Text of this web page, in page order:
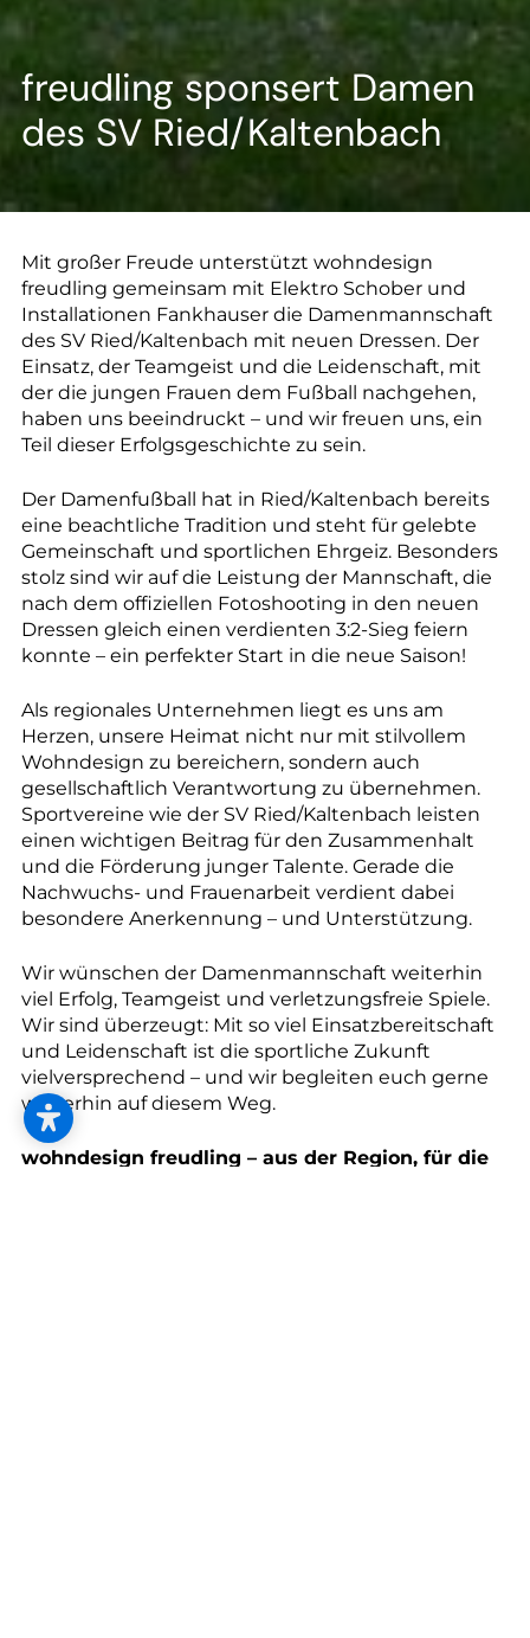
--
--
--
freudling sponsert Damen
des SV Ried/Kaltenbach
Mit großer Freude unterstützt wohndesign
freudling gemeinsam mit Elektro Schober und
Installationen Fankhauser die Damenmannschaft
des SV Ried/Kaltenbach mit neuen Dressen. Der
Einsatz, der Teamgeist und die Leidenschaft, mit
der die jungen Frauen dem Fußball nachgehen,
haben uns beeindruckt – und wir freuen uns, ein
Teil dieser Erfolgsgeschichte zu sein.
Der Damenfußball hat in Ried/Kaltenbach bereits
eine beachtliche Tradition und steht für gelebte
Gemeinschaft und sportlichen Ehrgeiz. Besonders
stolz sind wir auf die Leistung der Mannschaft, die
nach dem offiziellen Fotoshooting in den neuen
Dressen gleich einen verdienten 3:2-Sieg feiern
konnte – ein perfekter Start in die neue Saison!
Als regionales Unternehmen liegt es uns am
Herzen, unsere Heimat nicht nur mit stilvollem
Wohndesign zu bereichern, sondern auch
gesellschaftlich Verantwortung zu übernehmen.
Sportvereine wie der SV Ried/Kaltenbach leisten
einen wichtigen Beitrag für den Zusammenhalt
und die Förderung junger Talente. Gerade die
Nachwuchs- und Frauenarbeit verdient dabei
besondere Anerkennung – und Unterstützung.
Wir wünschen der Damenmannschaft weiterhin
viel Erfolg, Teamgeist und verletzungsfreie Spiele.
Wir sind überzeugt: Mit so viel Einsatzbereitschaft
und Leidenschaft ist die sportliche Zukunft
vielversprechend – und wir begleiten euch gerne
weiterhin auf diesem Weg.
wohndesign freudling – aus der Region, für die